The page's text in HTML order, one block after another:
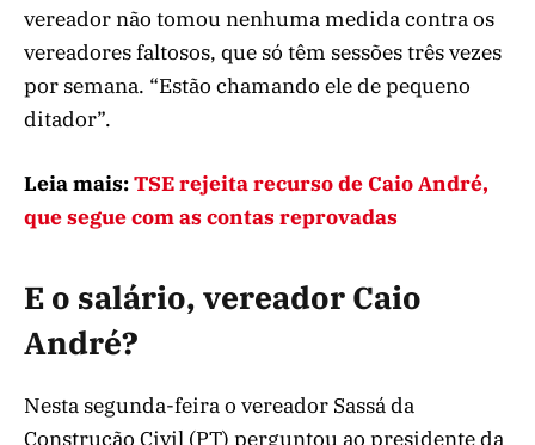
vereador não tomou nenhuma medida contra os
vereadores faltosos, que só têm sessões três vezes
por semana. “Estão chamando ele de pequeno
ditador”.
Leia mais:TSE rejeita recurso de Caio André,
que segue com as contas reprovadas
E o salário, vereador Caio
André?
Nesta segunda-feira o vereador Sassá da
Construção Civil (PT) perguntou ao presidente da